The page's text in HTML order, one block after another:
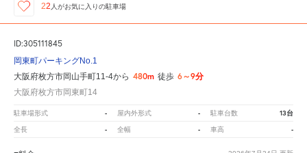
22 人がお気に入りの駐車場
ID:305111845
岡東町パーキングNo.1
大阪府枚方市岡山手町11-4から 480m 徒歩 6～9分
大阪府枚方市岡東町14
駐車場形式 - 屋内外形式 - 駐車台数 13台
全長 - 全幅 - 車高 -